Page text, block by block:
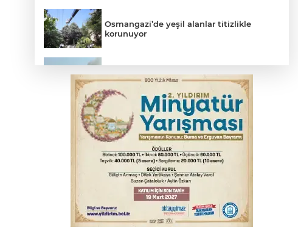
Osmangazi’de yeşil alanlar titizlikle
korunuyor
Bursa'da tavuk çiftliğinde yangın
Benzine dev indirim! Pompaya fiyatlarına
yansıyacak mı?
Bursa'da otomobil motosikletle çarpıştı:
2'si çocuk 3 yaralı
Bursa'da alkollü sürücü mahalleyi savaş
alanına çevirdi